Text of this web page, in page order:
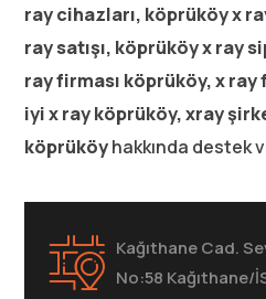
ray cihazları, köprüköy x
ray satışı, köprüköy x ray
ray firması köprüköy, x
iyi x ray köprüköy, xray
köprüköyhakkında destek
Kağıthane Cad.
No:58 Kağıthane/